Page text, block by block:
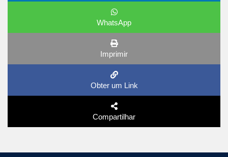
WhatsApp
Imprimir
Obter um Link
Compartilhar